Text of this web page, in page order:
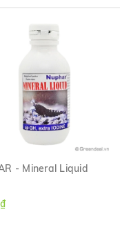
chóng được hấp
đồng thời không
hồ cá.
Salts Cichlid với 200
- Mineral Liquid